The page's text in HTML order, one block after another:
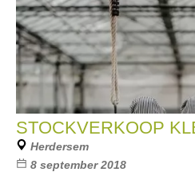
STOCKVERKOOP
Herdersem
8 september 2018